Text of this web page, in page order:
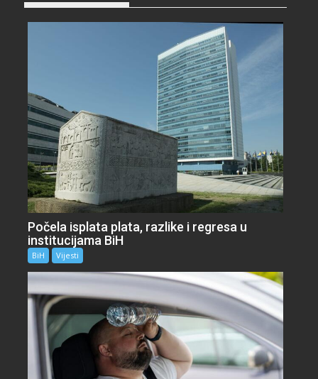
Počela isplata plata, razlike i regresa u
institucijama BiH
BiH Vijesti